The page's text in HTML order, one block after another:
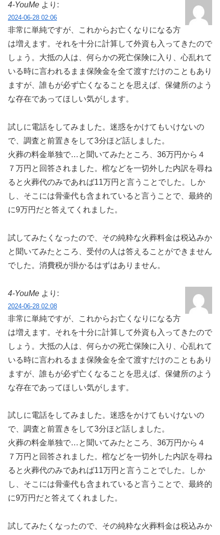
4-YouMe より:
2024-06-28 02:06
非常に単純ですが、これからお亡くなりになる方
は増えます。それを十分に計算して外資も入ってきたので
しょう。大抵の人は、何らかの死亡保険に入り、心乱れて
いる時に言われるまま保険金を全て渡すだけのこともあり
ますが、誰もが必ず亡くなることを思えば、保健所のよう
な存在であってほしい気がします。
試しに電話をしてみました。迷惑をかけてもいけないの
で、調査と前置きをして3分ほど話しました。
火葬の料金単独で…と聞いてみたところ、36万円から４
７万円と回答されました。棺などを一切外した内訳を尋ね
ると火葬代のみであれば11万円と言うことでした。しか
し、そこには骨壷代も含まれていると言うことで、最終的
に9万円だと答えてくれました。
試してみたくなったので、その純粋な火葬料金は税込みか
と聞いてみたところ、受付の人は答えることができません
でした。消費税が掛かるはずはありません。
4-YouMe より:
2024-06-28 02:08
非常に単純ですが、これからお亡くなりになる方
は増えます。それを十分に計算して外資も入ってきたので
しょう。大抵の人は、何らかの死亡保険に入り、心乱れて
いる時に言われるまま保険金を全て渡すだけのこともあり
ますが、誰もが必ず亡くなることを思えば、保健所のよう
な存在であってほしい気がします。
試しに電話をしてみました。迷惑をかけてもいけないの
で、調査と前置きをして3分ほど話しました。
火葬の料金単独で…と聞いてみたところ、36万円から４
７万円と回答されました。棺などを一切外した内訳を尋ね
ると火葬代のみであれば11万円と言うことでした。しか
し、そこには骨壷代も含まれていると言うことで、最終的
に9万円だと答えてくれました。
試してみたくなったので、その純粋な火葬料金は税込みか